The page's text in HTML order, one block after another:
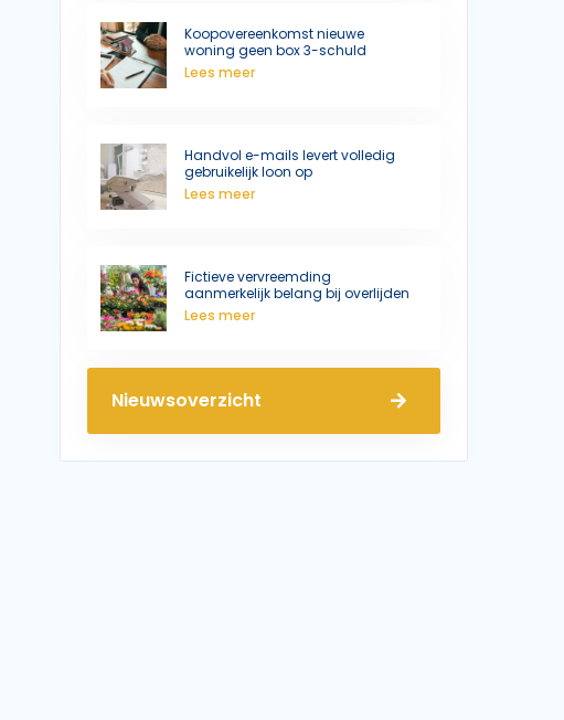
Koopovereenkomst nieuwe
woning geen box 3-schuld
Lees meer
Handvol e-mails levert volledig
gebruikelijk loon op
Lees meer
Fictieve vervreemding
aanmerkelijk belang bij overlijden
Lees meer
Nieuwsoverzicht